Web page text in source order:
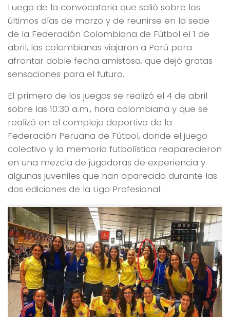
Luego de la convocatoria que salió sobre los
últimos días de marzo y de reunirse en la sede
de la Federación Colombiana de Fútbol el 1 de
abril, las colombianas viajaron a Perú para
afrontar doble fecha amistosa, que dejó gratas
sensaciones para el futuro.
El primero de los juegos se realizó el 4 de abril
sobre las 10:30 a.m., hora colombiana y que se
realizó en el complejo deportivo de la
Federación Peruana de Fútbol, donde el juego
colectivo y la memoria futbolística reaparecieron
en una mezcla de jugadoras de experiencia y
algunas juveniles que han aparecido durante las
dos ediciones de la Liga Profesional.